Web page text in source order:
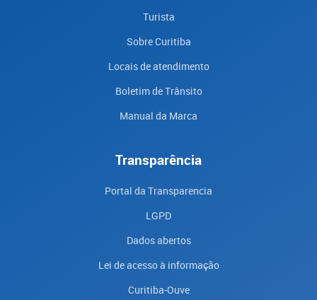
Turista
Sobre Curitiba
Locais de atendimento
Boletim de Trânsito
Manual da Marca
Transparência
Portal da Transparencia
LGPD
Dados abertos
Lei de acesso à informação
Curitiba-Ouve